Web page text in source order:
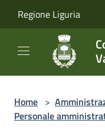
Regione Liguria
Home >
Personale